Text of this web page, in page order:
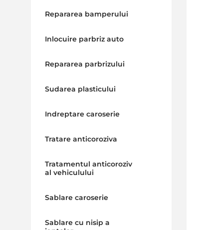
Repararea bamperului
Inlocuire parbriz auto
Repararea parbrizului
Sudarea plasticului
Indreptare caroserie
Tratare anticoroziva
Tratamentul anticoroziv
al vehiculului
Sablare caroserie
Sablare cu nisip a